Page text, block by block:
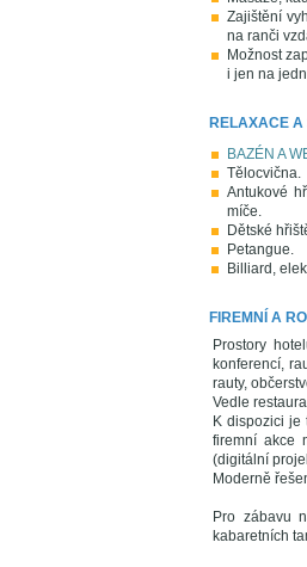
Zajištění
na ranči
Možnost
i jen na
RELAXACE A
BAZÉN A
Tělocvična.
Antukové
míče.
Dětské
Petangue.
Billiard,
FIREMNÍ A
Prostory
konferencí,
rauty,
Vedle
K dispozici
firemní akce
(digitální
Moderně
Pro zábavu
kabaretních